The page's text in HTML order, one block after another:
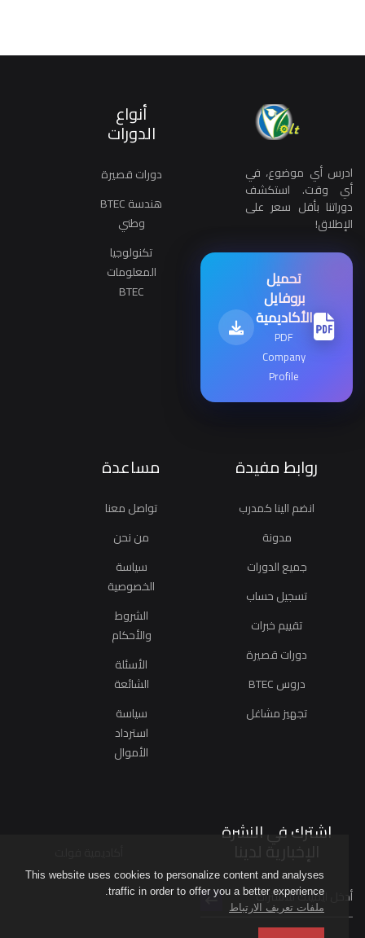
This website uses cookies to personalize content and analyses
traffic in order to offer you a better experience.
ملفات تعريف الارتباط
ادرس أي موضوع، في
أي وقت. استكشف
دوراتنا بأقل سعر على
الإطلاق!
تحميل
بروفايل
الأكاديمية
PDF
Company
Profile
أنواع
الدورات
دورات قصيرة
هندسة BTEC
وطني
تكنولوجيا
المعلومات
BTEC
روابط مفيدة
انضم الينا كمدرب
مدونة
جميع الدورات
تسجيل حساب
تقييم خبرات
دورات قصيرة
دروس BTEC
تجهيز مشاغل
مساعدة
تواصل معنا
من نحن
سياسة
الخصوصية
الشروط
والأحكام
الأسئلة
الشائعة
سياسة
استرداد
الأموال
اشترك في النشرة
الإخبارية لدينا